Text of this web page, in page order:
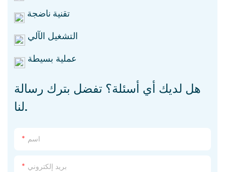
تقنية ناضجة
التشغيل الآلي
عملية بسيطة
هل لديك أي أسئلة؟ تفضل بترك رسالة
لنا.
اسم
بريد إلكتروني